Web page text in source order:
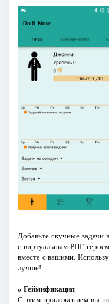
Добавьте скучные задачи
с виртуальным РПГ
вместе с вашими.
лучше!
» Геймификация
С этим приложением вы